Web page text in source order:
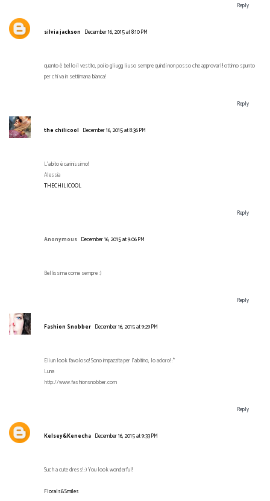
Reply
silvia jackson December 16, 2015 at 8:10 PM
quanto è bello il vestito, poi io gli ugg li uso sempre quindi non posso che approvarli! ottimo spunto
per chi va in settimana bianca!
Reply
the chilicool December 16, 2015 at 8:36 PM
L'abito è carinissimo!
Alessia
THECHILICOOL
Reply
Anonymous December 16, 2015 at 9:06 PM
Bellissima come sempre :)
Reply
Fashion Snobber December 16, 2015 at 9:29 PM
Eli un look favoloso! Sono impazzita per l'abitino, lo adoro! :*
Luna
http://www.fashionsnobber.com
Reply
Kelsey&Kenecha December 16, 2015 at 9:33 PM
Such a cute dress! :) You look wonderful!
Florals&Smiles